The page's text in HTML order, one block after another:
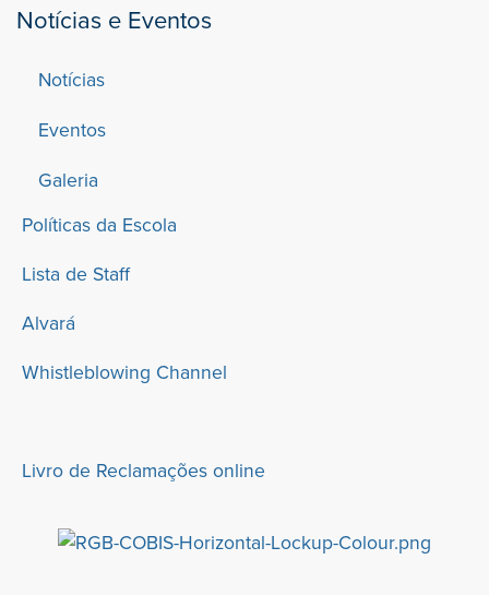
Notícias e Eventos
Notícias
Eventos
Galeria
Políticas da Escola
Lista de Staff
Alvará
Whistleblowing Channel
Livro de Reclamações online